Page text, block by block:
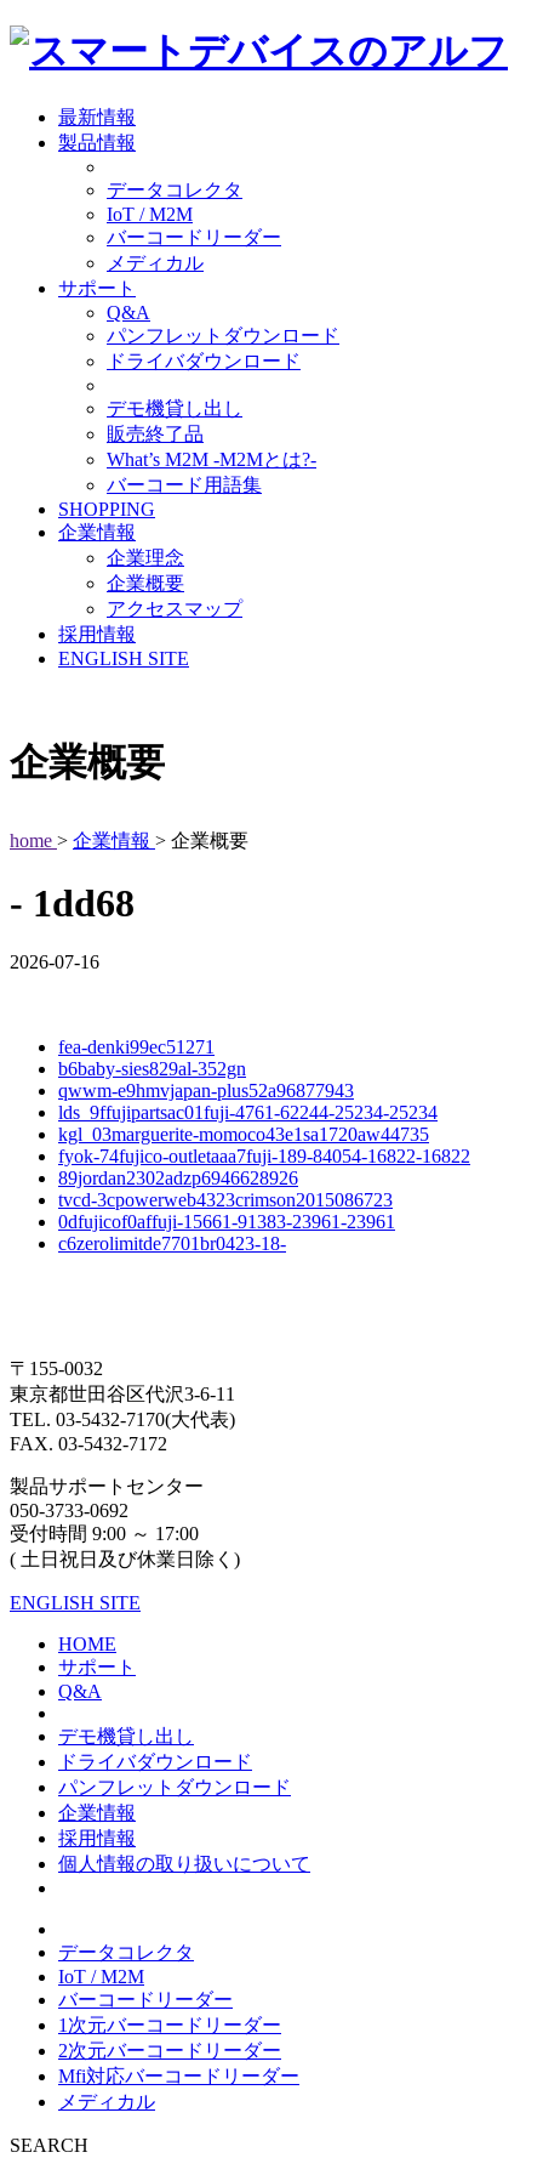
最新情報
製品情報
データコレクタ
IoT / M2M
バーコードリーダー
メディカル
サポート
Q&A
パンフレットダウンロード
ドライバダウンロード
デモ機貸し出し
販売終了品
What’s M2M -M2Mとは?-
バーコード用語集
SHOPPING
企業情報
企業理念
企業概要
アクセスマップ
採用情報
ENGLISH SITE
企業概要
home > 企業情報 > 企業概要
- 1dd68
2026-07-16
fea-denki99ec51271
b6baby-sies829al-352gn
qwwm-e9hmvjapan-plus52a96877943
lds_9ffujipartsac01fuji-4761-62244-25234-25234
kgl_03marguerite-momoco43e1sa1720aw44735
fyok-74fujico-outletaaa7fuji-189-84054-16822-16822
89jordan2302adzp6946628926
tvcd-3cpowerweb4323crimson2015086723
0dfujicof0affuji-15661-91383-23961-23961
c6zerolimitde7701br0423-18-
〒155-0032
東京都世田谷区代沢3-6-11
TEL. 03-5432-7170(大代表)
FAX. 03-5432-7172
製品サポートセンター
050-3733-0692
受付時間 9:00 ～ 17:00
( 土日祝日及び休業日除く)
ENGLISH SITE
HOME
サポート
Q&A
デモ機貸し出し
ドライバダウンロード
パンフレットダウンロード
企業情報
採用情報
個人情報の取り扱いについて
データコレクタ
IoT / M2M
バーコードリーダー
1次元バーコードリーダー
2次元バーコードリーダー
Mfi対応バーコードリーダー
メディカル
SEARCH